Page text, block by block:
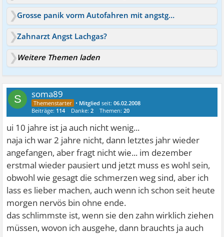
Grosse panik vorm Autofahren mit angstgefühlen Panik
Zahnarzt Angst Lachgas?
Weitere Themen laden
S soma89
• Mitglied seit:06.02.2008
Beiträge: 114 Danke:2 Themen:20
ui 10 jahre ist ja auch nicht wenig...
naja ich war 2 jahre nicht, dann letztes jahr wieder
angefangen, aber fragt nicht wie... im dezember
erstmal wieder pausiert und jetzt muss es wohl sein,
obwohl wie gesagt die schmerzen weg sind, aber ich
lass es lieber machen, auch wenn ich schon seit heute
morgen nervös bin ohne ende.
das schlimmste ist, wenn sie den zahn wirklich ziehen
müssen, wovon ich ausgehe, dann brauchts ja auch